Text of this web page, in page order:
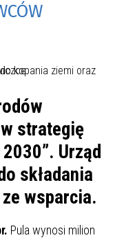
strategię
Urząd
składania
wsparcia.
Pula wynosi milion